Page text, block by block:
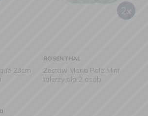
23cm
ROSENTHAL
Zestaw Maria Pale Mint
talerzy dla 2 osób